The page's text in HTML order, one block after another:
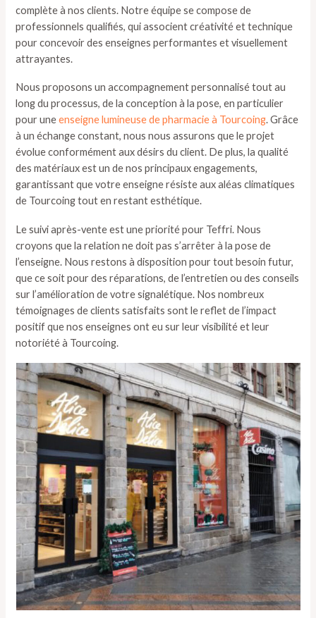
complète à nos clients. Notre équipe se compose de
professionnels qualifiés, qui associent créativité et technique
pour concevoir des enseignes performantes et visuellement
attrayantes.
Nous proposons un accompagnement personnalisé tout au
long du processus, de la conception à la pose, en particulier
pour uneenseigne lumineuse de pharmacie à Tourcoing. Grâce
à un échange constant, nous nous assurons que le projet
évolue conformément aux désirs du client. De plus, la qualité
des matériaux est un de nos principaux engagements,
garantissant que votre enseigne résiste aux aléas climatiques
de Tourcoing tout en restant esthétique.
Le suivi après-vente est une priorité pour Teffri. Nous
croyons que la relation ne doit pas s’arrêter à la pose de
l’enseigne. Nous restons à disposition pour tout besoin futur,
que ce soit pour des réparations, de l’entretien ou des conseils
sur l’amélioration de votre signalétique. Nos nombreux
témoignages de clients satisfaits sont le reflet de l’impact
positif que nos enseignes ont eu sur leur visibilité et leur
notoriété à Tourcoing.